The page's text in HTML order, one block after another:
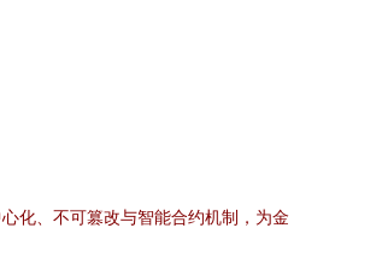
化、不可篡改与智能合约机制，为金